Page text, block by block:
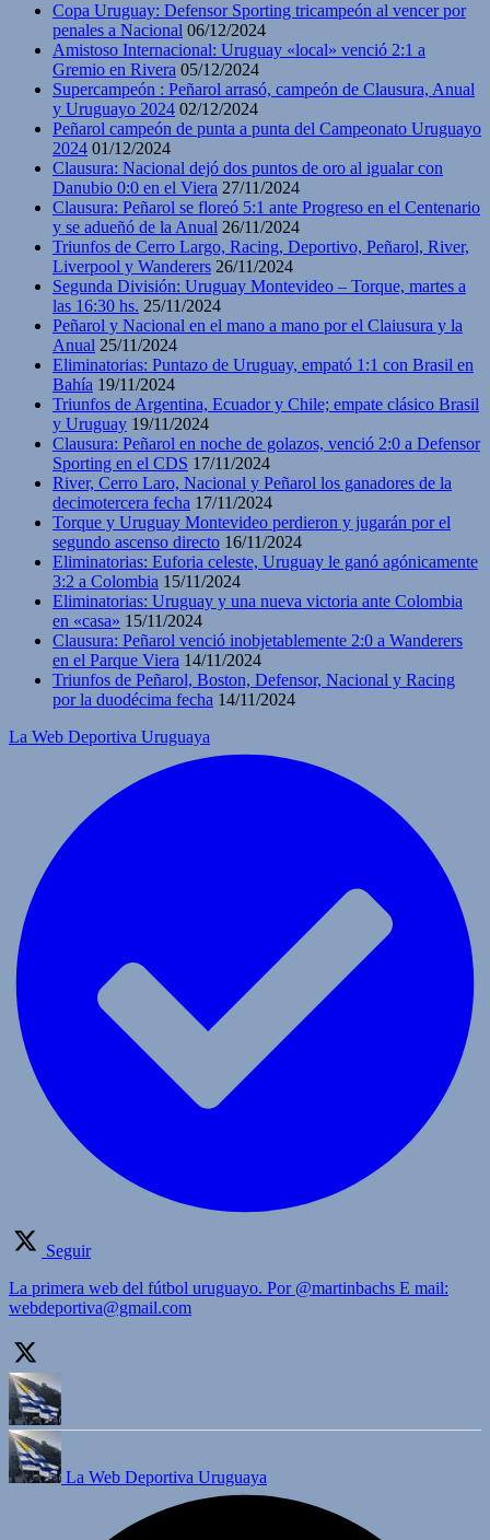
Copa Uruguay: Defensor Sporting tricampeón al vencer por
penales a Nacional 06/12/2024
Amistoso Internacional: Uruguay «local» venció 2:1 a
Gremio en Rivera 05/12/2024
Supercampeón : Peñarol arrasó, campeón de Clausura, Anual
y Uruguayo 2024 02/12/2024
Peñarol campeón de punta a punta del Campeonato Uruguayo
2024 01/12/2024
Clausura: Nacional dejó dos puntos de oro al igualar con
Danubio 0:0 en el Viera 27/11/2024
Clausura: Peñarol se floreó 5:1 ante Progreso en el Centenario
y se adueñó de la Anual 26/11/2024
Triunfos de Cerro Largo, Racing, Deportivo, Peñarol, River,
Liverpool y Wanderers 26/11/2024
Segunda División: Uruguay Montevideo – Torque, martes a
las 16:30 hs. 25/11/2024
Peñarol y Nacional en el mano a mano por el Claiusura y la
Anual 25/11/2024
Eliminatorias: Puntazo de Uruguay, empató 1:1 con Brasil en
Bahía 19/11/2024
Triunfos de Argentina, Ecuador y Chile; empate clásico Brasil
y Uruguay 19/11/2024
Clausura: Peñarol en noche de golazos, venció 2:0 a Defensor
Sporting en el CDS 17/11/2024
River, Cerro Laro, Nacional y Peñarol los ganadores de la
decimotercera fecha 17/11/2024
Torque y Uruguay Montevideo perdieron y jugarán por el
segundo ascenso directo 16/11/2024
Eliminatorias: Euforia celeste, Uruguay le ganó agónicamente
3:2 a Colombia 15/11/2024
Eliminatorias: Uruguay y una nueva victoria ante Colombia
en «casa» 15/11/2024
Clausura: Peñarol venció inobjetablemente 2:0 a Wanderers
en el Parque Viera 14/11/2024
Triunfos de Peñarol, Boston, Defensor, Nacional y Racing
por la duodécima fecha 14/11/2024
La Web Deportiva Uruguaya
Seguir
La primera web del fútbol uruguayo. Por @martinbachs E mail:
webdeportiva@gmail.com
La Web Deportiva Uruguaya